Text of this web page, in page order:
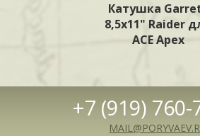
Катушка
8,5х11" Raider
ACE Apex
+7 (919) 760-